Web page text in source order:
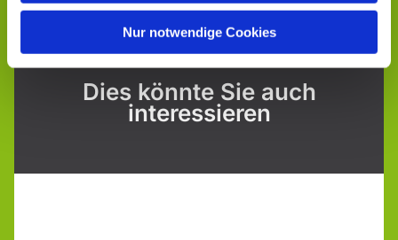
Nur notwendige Cookies
Dies könnte Sie auch
interessieren